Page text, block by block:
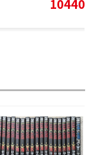
10440